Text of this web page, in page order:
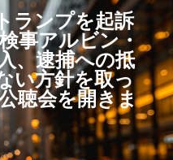
ランプを起訴
事アルビン・
、逮捕への抵
い方針を取っ
聴会を開きま